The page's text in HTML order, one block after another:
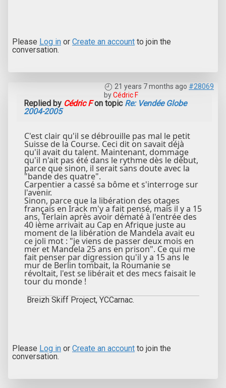
Please Log in or Create an account to join the
conversation.
21 years 7 months ago #28069
byCédric F
Replied by Cédric Fon topic Re: Vendée Globe
2004-2005
C'est clair qu'il se débrouille pas mal le petit
Suisse de la Course. Ceci dit on savait déjà
qu'il avait du talent. Maintenant, dommage
qu'il n'ait pas été dans le rythme dès le début,
parce que sinon, il serait sans doute avec la
"bande des quatre".
Carpentier a cassé sa bôme et s'interroge sur
l'avenir.
Sinon, parce que la libération des otages
français en Irack m'y a fait pensé, mais il y a 15
ans, Terlain après avoir dématé à l'entrée des
40 ième arrivait au Cap en Afrique juste au
moment de la libération de Mandela avait eu
ce joli mot : "je viens de passer deux mois en
mer et Mandela 25 ans en prison". Ce qui me
fait penser par digression qu'il y a 15 ans le
mur de Berlin tombait, la Roumanie se
révoltait, l'est se libérait et des mecs faisait le
tour du monde !
Breizh Skiff Project, YCCarnac.
Please Log in or Create an account to join the
conversation.